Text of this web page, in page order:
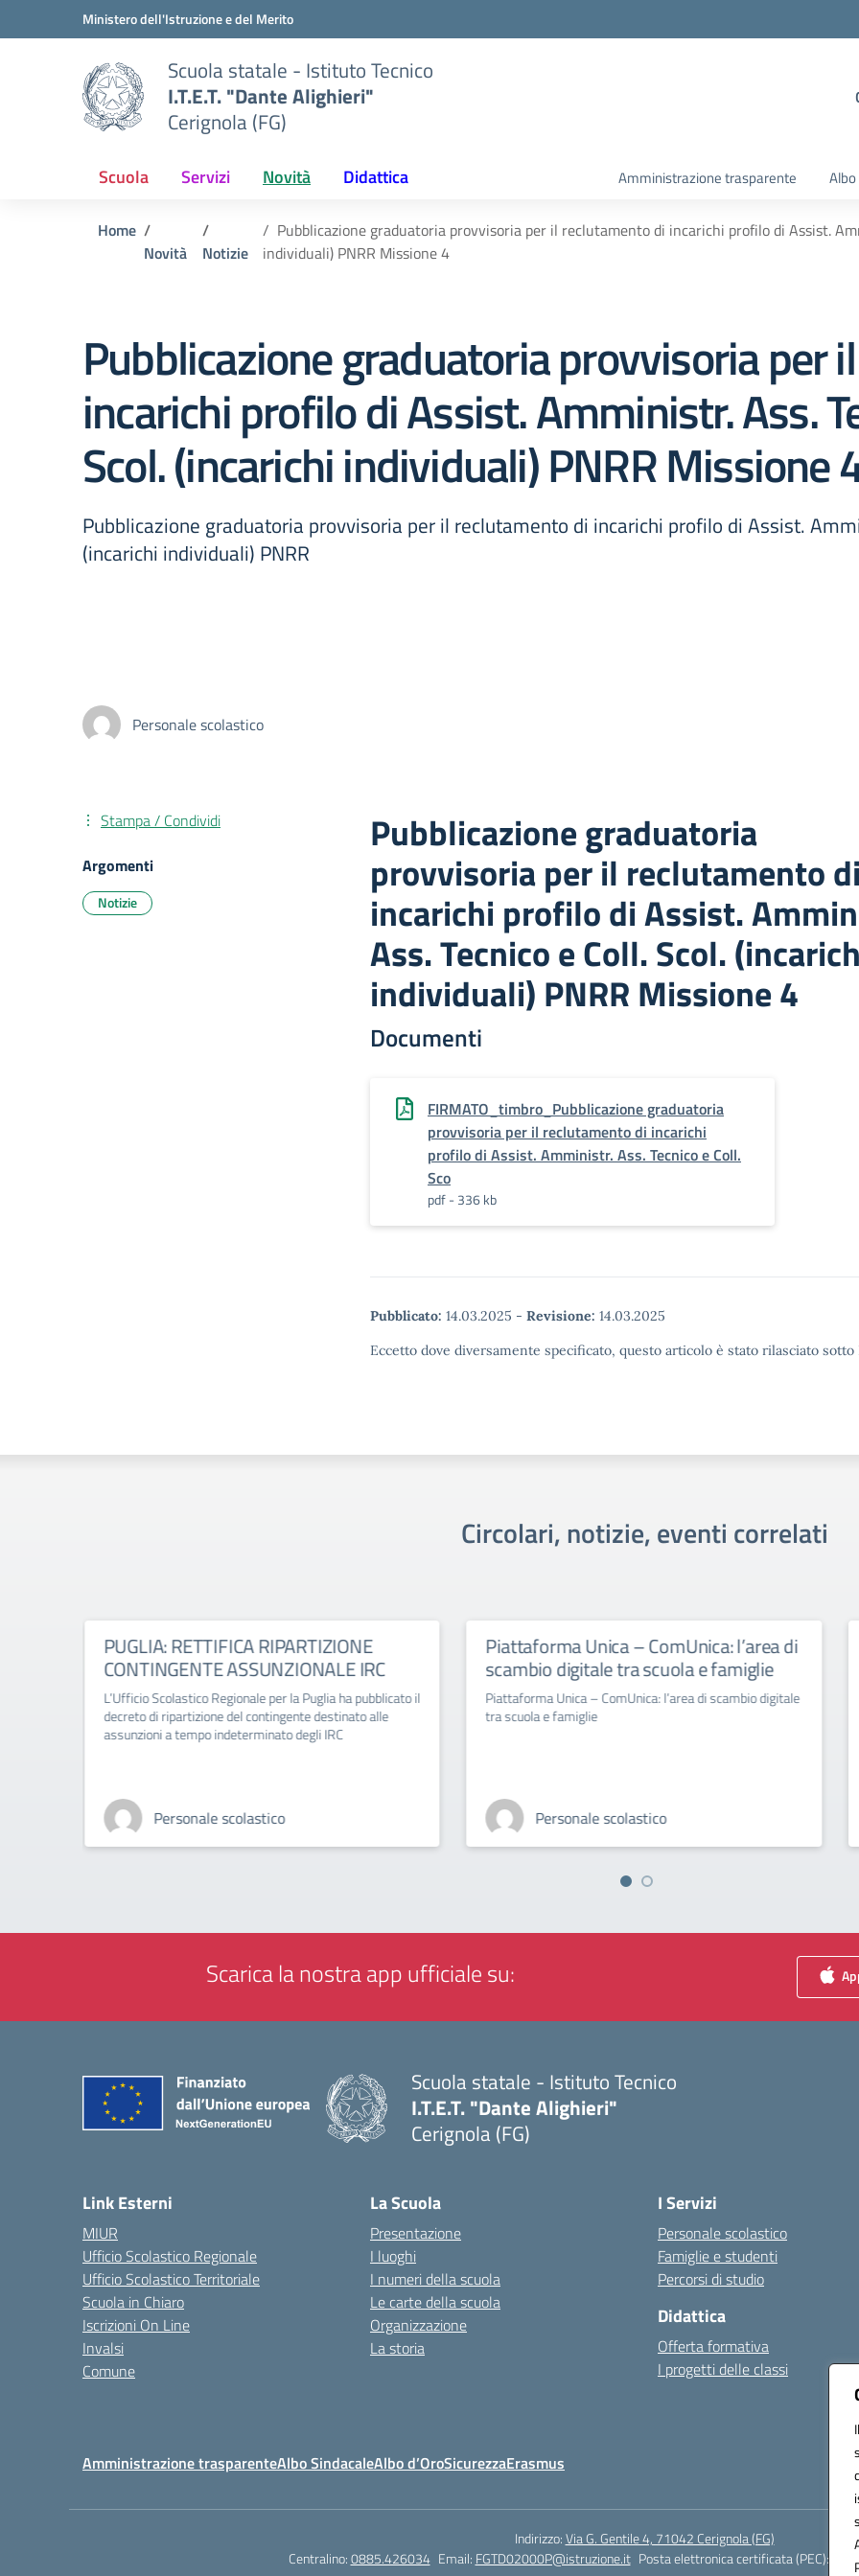
Vai ai contenuti
Vai al menu di navigazioneMinistero dell'Istruzione e del Merito
Scuola statale - Istituto Tecnico
I.T.E.T. "Dante Alighieri"
Cerignola (FG)
Scuola Servizi Novità Didattica Amministrazione trasparente
Home
Novità
Notizie
Pubblicazione graduatoria provvisoria per il reclutamento di incarichi profilo di Assist.
individuali) PNRR Missione 4
Pubblicazione graduatoria provvisoria per
incarichi profilo di Assist. Amministr. Ass.
Scol. (incarichi individuali) PNRR Missione
Pubblicazione graduatoria provvisoria per il reclutamento di incarichi profilo di Assist.
(incarichi individuali) PNRR
Personale scolastico
Pubblicazione graduatoria
provvisoria per il reclutamento di
incarichi profilo di Assist.
Ass. Tecnico e Coll. Scol.
individuali) PNRR Missione 4
Documenti
FIRMATO_timbro_Pubblicazione graduatoria
provvisoria per il reclutamento di incarichi
profilo di Assist. Amministr. Ass. Tecnico e Coll.
Sco
pdf - 336 kb
Pubblicato: 14.03.2025 - Revisione: 14.03.2025
Eccetto dove diversamente specificato, questo articolo è stato rilasciato
Stampa / Condividi
Argomenti
Notizie
Circolari, notizie, eventi correlati
PUGLIA: RETTIFICA RIPARTIZIONE
CONTINGENTE ASSUNZIONALE IRC
L’Ufficio Scolastico Regionale per la Puglia ha pubblicato il
decreto di ripartizione del contingente destinato alle
assunzioni a tempo indeterminato degli IRC
Personale scolastico
Piattaforma Unica – ComUnica: l’area di
scambio digitale tra scuola e famiglie
Piattaforma Unica – ComUnica: l’area di scambio digitale
tra scuola e famiglie
Personale scolastico
Scarica la nostra app ufficiale su:
Scuola statale - Istituto Tecnico
I.T.E.T. "Dante Alighieri"
Cerignola (FG)
Link Esterni
MIUR
Ufficio Scolastico Regionale
Ufficio Scolastico Territoriale
Scuola in Chiaro
Iscrizioni On Line
Invalsi
Comune
La Scuola
Presentazione
I luoghi
I numeri della scuola
Le carte della scuola
Organizzazione
La storia
I Servizi
Personale scolastico
Famiglie e studenti
Percorsi di studio
Didattica
Offerta formativa
I progetti delle classi
Amministrazione trasparenteAlbo SindacaleAlbo d’OroSicurezzaErasmus
Indirizzo:Via G. Gentile 4, 71042 Cerignola (FG)
Centralino:0885.426034 Email: FGTD02000P@istruzione.it Posta elettronica certificata (PEC):